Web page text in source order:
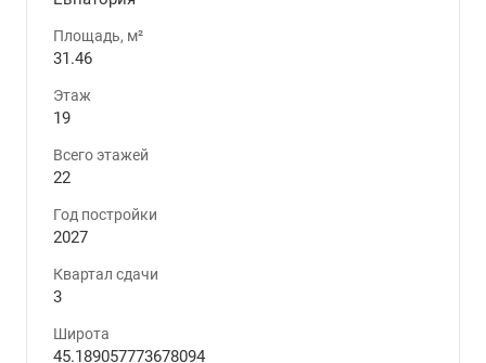
Площадь, м²
31.46
Этаж
19
Всего этажей
22
Год постройки
2027
Квартал сдачи
3
Широта
45.189057773678094